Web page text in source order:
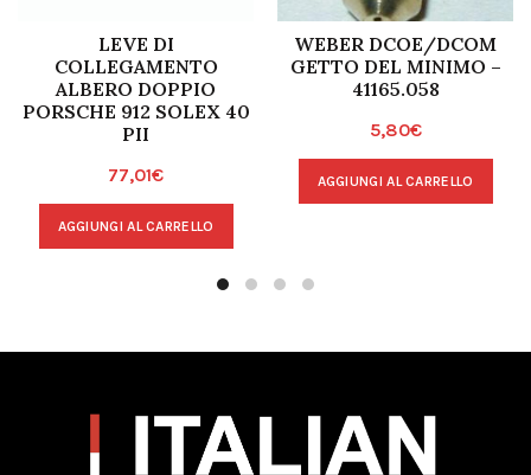
LEVE DI
COLLEGAMENTO
ALBERO DOPPIO
PORSCHE 912 SOLEX 40
PII
77,01€
AGGIUNGI AL CARRELLO
WEBER DCOE/DCOM
GETTO DEL MINIMO –
41165.058
5,80€
AGGIUNGI AL CARRELLO